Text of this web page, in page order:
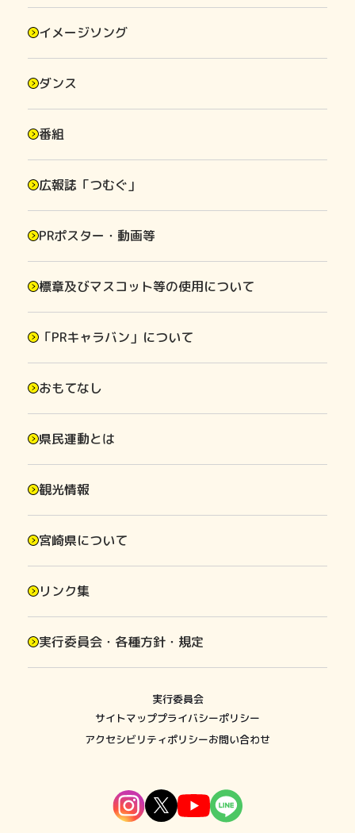
イメージソング
ダンス
番組
広報誌「つむぐ」
PRポスター・動画等
標章及びマスコット等の使用について
「PRキャラバン」について
おもてなし
県民運動とは
観光情報
宮崎県について
リンク集
実行委員会・各種方針・規定
実行委員会
サイトマッププライバシーポリシー
アクセシビリティポリシーお問い合わせ